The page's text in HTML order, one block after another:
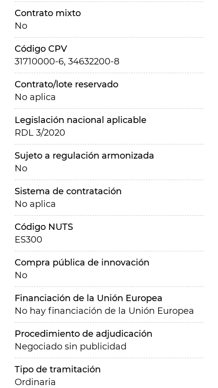
Contrato mixto
No
Código CPV
31710000-6, 34632200-8
Contrato/lote reservado
No aplica
Legislación nacional aplicable
RDL 3/2020
Sujeto a regulación armonizada
No
Sistema de contratación
No aplica
Código NUTS
ES300
Compra pública de innovación
No
Financiación de la Unión Europea
No hay financiación de la Unión Europea
Procedimiento de adjudicación
Negociado sin publicidad
Tipo de tramitación
Ordinaria